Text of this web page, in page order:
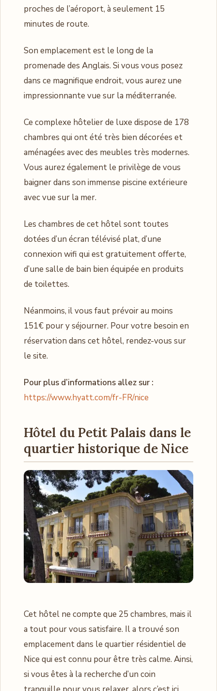
proches de l’aéroport, à seulement 15
minutes de route.
Son emplacement est le long de la
promenade des Anglais. Si vous vous posez
dans ce magnifique endroit, vous aurez une
impressionnante vue sur la méditerranée.
Ce complexe hôtelier de luxe dispose de 178
chambres qui ont été très bien décorées et
aménagées avec des meubles très modernes.
Vous aurez également le privilège de vous
baigner dans son immense piscine extérieure
avec vue sur la mer.
Les chambres de cet hôtel sont toutes
dotées d’un écran télévisé plat, d’une
connexion wifi qui est gratuitement offerte,
d’une salle de bain bien équipée en produits
de toilettes.
Néanmoins, il vous faut prévoir au moins
151€ pour y séjourner. Pour votre besoin en
réservation dans cet hôtel, rendez-vous sur
le site.
Pour plus d’informations allez sur :
https://www.hyatt.com/fr-FR/nice
Hôtel du Petit Palais dans le
quartier historique de Nice
Cet hôtel ne compte que 25 chambres, mais il
a tout pour vous satisfaire. Il a trouvé son
emplacement dans le quartier résidentiel de
Nice qui est connu pour être très calme. Ainsi,
si vous êtes à la recherche d’un coin